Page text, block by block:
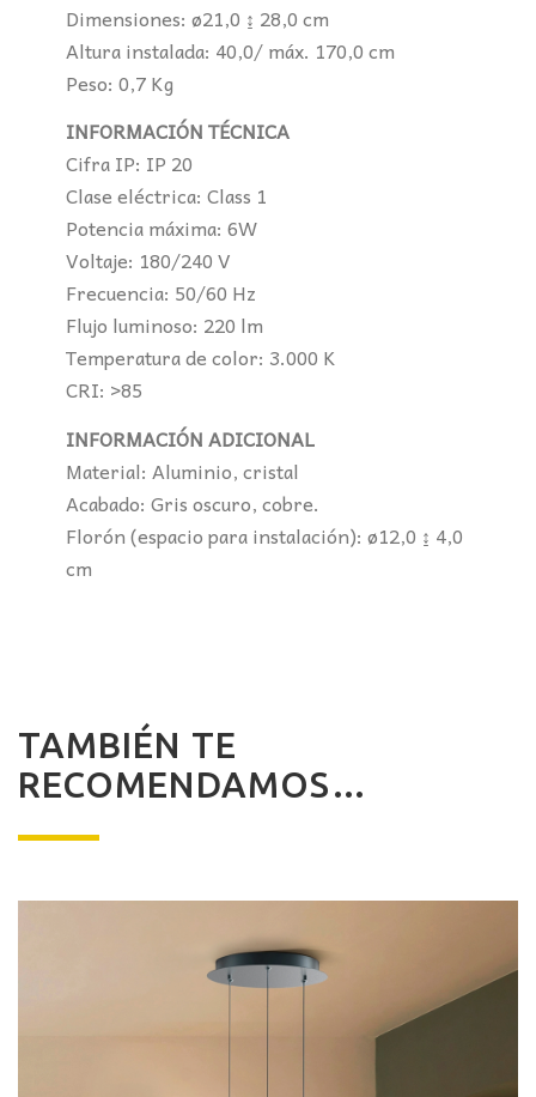
Dimensiones: ø21,0 ↨ 28,0 cm
Altura instalada: 40,0/ máx. 170,0 cm
Peso: 0,7 Kg
INFORMACIÓN TÉCNICA
Cifra IP: IP 20
Clase eléctrica: Class 1
Potencia máxima: 6W
Voltaje: 180/240 V
Frecuencia: 50/60 Hz
Flujo luminoso: 220 lm
Temperatura de color: 3.000 K
CRI: >85
INFORMACIÓN ADICIONAL
Material: Aluminio, cristal
Acabado: Gris oscuro, cobre.
Florón (espacio para instalación): ø12,0 ↨ 4,0
cm
TAMBIÉN TE
RECOMENDAMOS…